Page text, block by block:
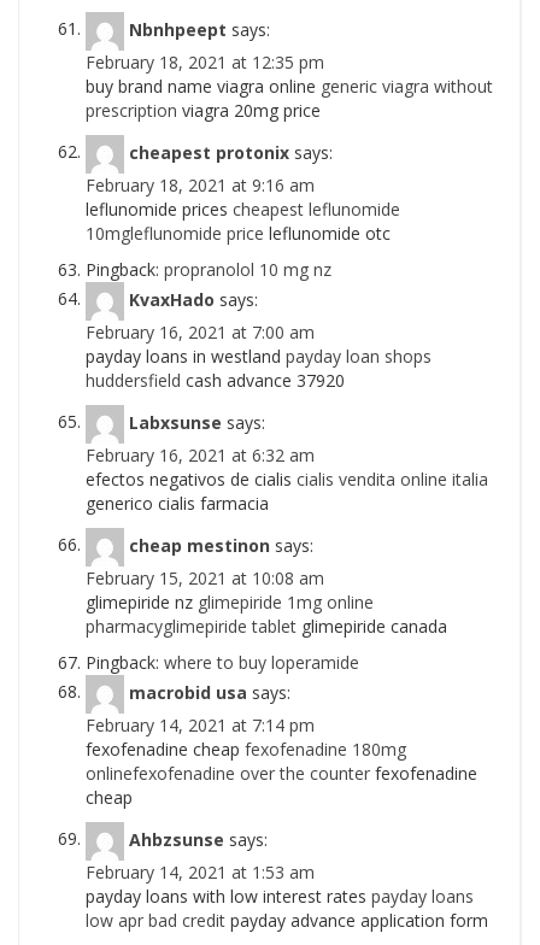
Nbnhpeept says:
February 18, 2021 at 12:35 pm
buy brand name viagra online generic viagra without
prescription viagra 20mg price
cheapest protonix says:
February 18, 2021 at 9:16 am
leflunomide prices cheapest leflunomide
10mgleflunomide price leflunomide otc
Pingback: propranolol 10 mg nz
KvaxHado says:
February 16, 2021 at 7:00 am
payday loans in westland payday loan shops
huddersfield cash advance 37920
Labxsunse says:
February 16, 2021 at 6:32 am
efectos negativos de cialis cialis vendita online italia
generico cialis farmacia
cheap mestinon says:
February 15, 2021 at 10:08 am
glimepiride nz glimepiride 1mg online
pharmacyglimepiride tablet glimepiride canada
Pingback: where to buy loperamide
macrobid usa says:
February 14, 2021 at 7:14 pm
fexofenadine cheap fexofenadine 180mg
onlinefexofenadine over the counter fexofenadine
cheap
Ahbzsunse says:
February 14, 2021 at 1:53 am
payday loans with low interest rates payday loans
low apr bad credit payday advance application form